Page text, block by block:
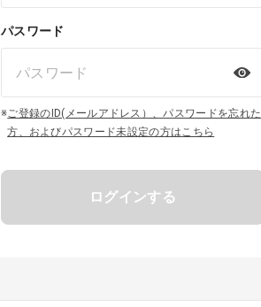
パスワード
※ご登録のID(メールアドレス）、パスワードを忘れた
方、およびパスワード未設定の方はこちら
ログインする